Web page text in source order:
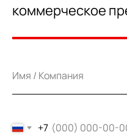
коммерческое
+7